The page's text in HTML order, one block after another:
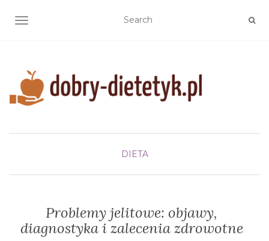
TOGGLE NAVIGATION
DIETA
Problemy jelitowe: objawy,
diagnostyka i zalecenia zdrowotne